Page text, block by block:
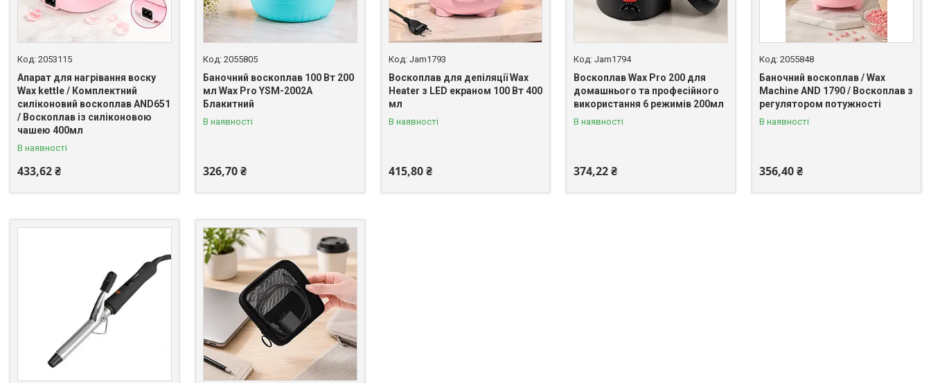
2053115
Апарат для нагрівання воску
Wax kettle / Комплектний
силіконовий воскоплав AND651
/ Воскоплав із силіконовою
чашею 400мл
В наявності
433,62 ₴
2055805
Баночний воскоплав 100 Вт 200
мл Wax Pro YSM-2002A
Блакитний
В наявності
326,70 ₴
Jam1793
Воскоплав для депіляції Wax
Heater з LED екраном 100 Вт 400
мл
В наявності
415,80 ₴
Jam1794
Воскоплав Wax Pro 200 для
домашнього та професійного
використання 6 режимів 200мл
В наявності
374,22 ₴
2055848
Баночний воскоплав / Wax
Machine AND 1790 / Воскоплав з
регулятором потужності
В наявності
356,40 ₴